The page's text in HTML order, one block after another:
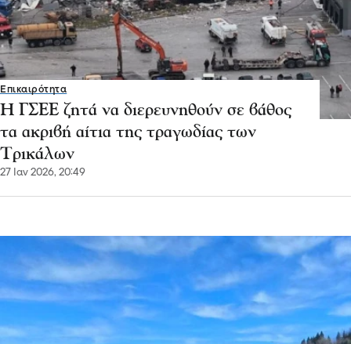
Επικαιρότητα
Η ΓΣΕΕ ζητά να διερευνηθούν σε βάθος
τα ακριβή αίτια της τραγωδίας των
Τρικάλων
27 Ιαν 2026, 20:49